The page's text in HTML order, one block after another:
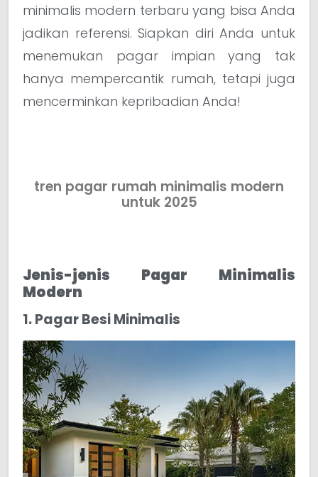
minimalis modern terbaru yang bisa Anda
jadikan referensi. Siapkan diri Anda untuk
menemukan pagar impian yang tak
hanya mempercantik rumah, tetapi juga
mencerminkan kepribadian Anda!
tren pagar rumah minimalis modern
untuk 2025
Jenis-jenis Pagar Minimalis
Modern
1. Pagar Besi Minimalis